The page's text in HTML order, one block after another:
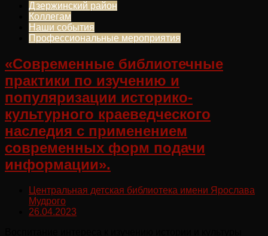
Дзержинский район
Коллегам
Наши события
Профессиональные мероприятия
«Современные библиотечные
практики по изучению и
популяризации историко-
культурного краеведческого
наследия с применением
современных форм подачи
информации».
Центральная детская библиотека имени Ярослава
Мудрого
26.04.2023